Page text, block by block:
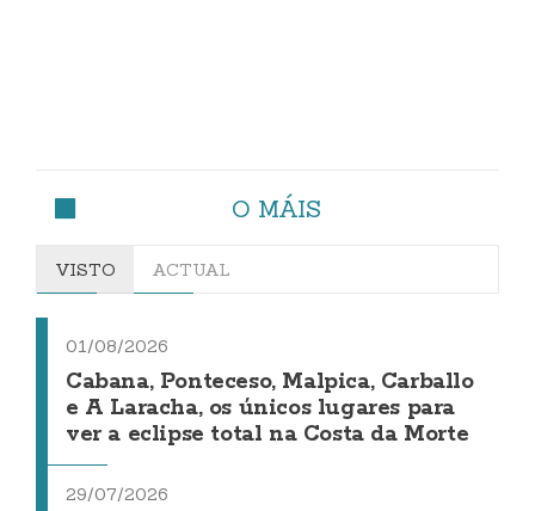
O MÁIS
VISTO ACTUAL
01/08/2026
Cabana, Ponteceso, Malpica, Carballo
e A Laracha, os únicos lugares para
ver a eclipse total na Costa da Morte
29/07/2026